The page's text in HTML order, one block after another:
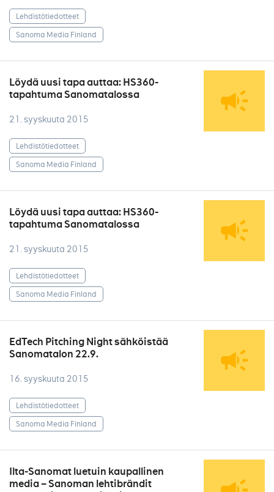
Lehdistötiedotteet
Sanoma Media Finland
Löydä uusi tapa auttaa: HS360-
tapahtuma Sanomatalossa
21. syyskuuta 2015
Lehdistötiedotteet
Sanoma Media Finland
Löydä uusi tapa auttaa: HS360-
tapahtuma Sanomatalossa
21. syyskuuta 2015
Lehdistötiedotteet
Sanoma Media Finland
EdTech Pitching Night sähköistää
Sanomatalon 22.9.
16. syyskuuta 2015
Lehdistötiedotteet
Sanoma Media Finland
Ilta-Sanomat luetuin kaupallinen
media – Sanoman lehtibrändit